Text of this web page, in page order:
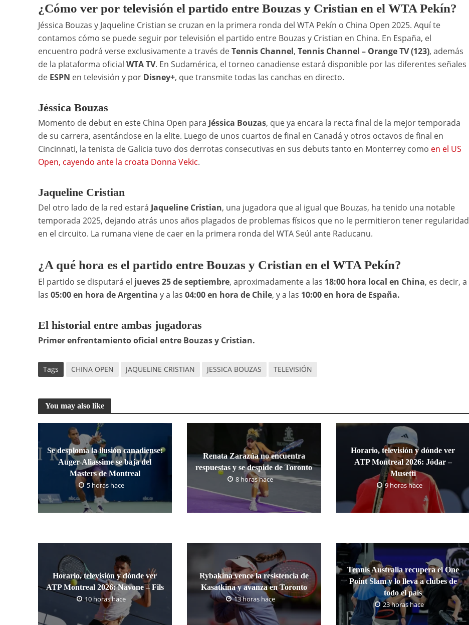
¿Cómo ver por televisión el partido entre Bouzas y Cristian en el WTA Pekín?
Jéssica Bouzas y Jaqueline Cristian se cruzan en la primera ronda del WTA Pekín o China Open 2025. Aquí te
contamos cómo se puede seguir por televisión el partido entre Bouzas y Cristian en China. En España, el
encuentro podrá verse exclusivamente a través deTennis Channel, Tennis Channel – Orange TV (123), además
de la plataforma oficial WTA TV. En Sudamérica, el torneo canadiense estará disponible por las diferentes señales
de ESPN en televisión y por Disney+, que transmite todas las canchas en directo.
Jéssica Bouzas
Momento de debut en este China Open para Jéssica Bouzas, que ya encara la recta final de la mejor temporada
de su carrera, asentándose en la elite. Luego de unos cuartos de final en Canadá y otros octavos de final en
Cincinnati, la tenista de Galicia tuvo dos derrotas consecutivas en sus debuts tanto en Monterrey como en el US
Open, cayendo ante la croata Donna Vekic.
Jaqueline Cristian
Del otro lado de la red estará Jaqueline Cristian, una jugadora que al igual que Bouzas, ha tenido una notable
temporada 2025, dejando atrás unos años plagados de problemas físicos que no le permitieron tener regularidad
en el circuito. La rumana viene de caer en la primera ronda del WTA Seúl ante Raducanu.
¿A qué hora es el partido entre Bouzas y Cristian en el WTA Pekín?
El partido se disputará el jueves 25 de septiembre, aproximadamente a las 18:00 hora local en China, es decir, a
las 05:00 en hora de Argentina y a las 04:00 en hora de Chile, y a las 10:00 en hora de España.
El historial entre ambas jugadoras
Primer enfrentamiento oficial entre Bouzas y Cristian.
Tags CHINA OPEN JAQUELINE CRISTIAN JESSICA BOUZAS TELEVISIÓN
You may also like
Se desploma la ilusión canadiense:
Auger-Aliassime se baja del
Masters de Montreal
5 horas hace
Renata Zarazúa no encuentra
respuestas y se despide de Toronto
8 horas hace
Horario, televisión y dónde ver
ATP Montreal 2026: Jódar –
Musetti
9 horas hace
Horario, televisión y dónde ver
ATP Montreal 2026: Navone – Fils
10 horas hace
Rybakina vence la resistencia de
Kasatkina y avanza en Toronto
13 horas hace
Tennis Australia recupera el One
Point Slam y lo lleva a clubes de
todo el país
23 horas hace